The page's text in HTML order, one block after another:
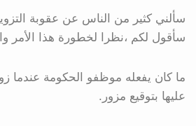
سألني كثير من الناس عن عقوبة
سأقول لكم ،نظرا لخطورة هذا الأمر
ما كان يفعله موظفو الحكومة عندما
عليها بتوقيع مزور.